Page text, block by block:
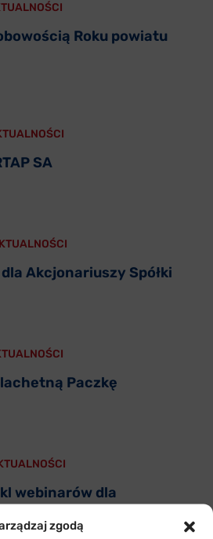
zgodą
Roku powiatu
SA
Akcjonariuszy Spółki
Paczkę
webinarów dla